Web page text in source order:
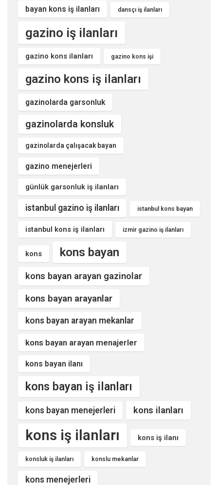
bayan kons iş ilanları dansçı iş ilanları
gazino iş ilanları
gazino kons ilanları gazino kons işi
gazino kons iş ilanları
gazinolarda garsonluk
gazinolarda konsluk
gazinolarda çalışacak bayan
gazino menejerleri
günlük garsonluk iş ilanları
istanbul gazino iş ilanları istanbul kons bayan
istanbul kons iş ilanları izmir gazino iş ilanları
kons kons bayan
kons bayan arayan gazinolar
kons bayan arayanlar
kons bayan arayan mekanlar
kons bayan arayan menajerler
kons bayan ilanı
kons bayan iş ilanları
kons bayan menejerleri kons ilanları
kons iş ilanları kons iş ilanı
konsluk iş ilanları konslu mekanlar
kons menejerleri